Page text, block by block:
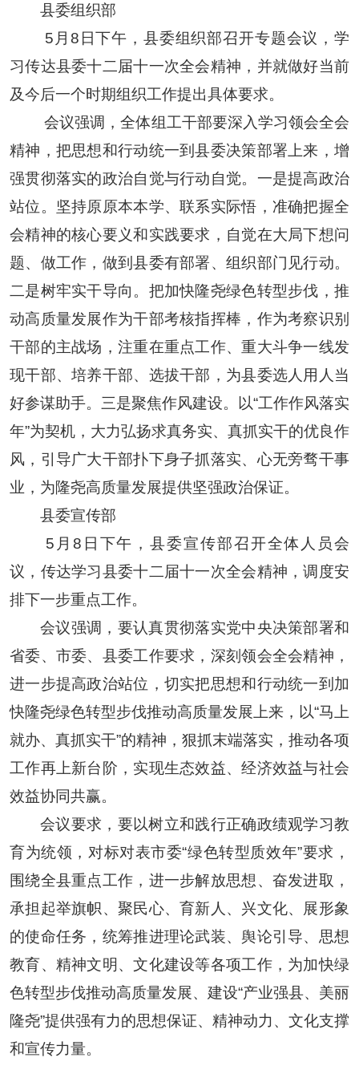
县委组织部
5月8日下午，县委组织部召开专题会议，学
习传达县委十二届十一次全会精神，并就做好当前
及今后一个时期组织工作提出具体要求。
会议强调，全体组工干部要深入学习领会全会
精神，把思想和行动统一到县委决策部署上来，增
强贯彻落实的政治自觉与行动自觉。一是提高政治
站位。坚持原原本本学、联系实际悟，准确把握全
会精神的核心要义和实践要求，自觉在大局下想问
题、做工作，做到县委有部署、组织部门见行动。
二是树牢实干导向。把加快隆尧绿色转型步伐，推
动高质量发展作为干部考核指挥棒，作为考察识别
干部的主战场，注重在重点工作、重大斗争一线发
现干部、培养干部、选拔干部，为县委选人用人当
好参谋助手。三是聚焦作风建设。以“工作作风落实
年”为契机，大力弘扬求真务实、真抓实干的优良作
风，引导广大干部扑下身子抓落实、心无旁骛干事
业，为隆尧高质量发展提供坚强政治保证。
县委宣传部
5月8日下午，县委宣传部召开全体人员会
议，传达学习县委十二届十一次全会精神，调度安
排下一步重点工作。
会议强调，要认真贯彻落实党中央决策部署和
省委、市委、县委工作要求，深刻领会全会精神，
进一步提高政治站位，切实把思想和行动统一到加
快隆尧绿色转型步伐推动高质量发展上来，以“马上
就办、真抓实干”的精神，狠抓末端落实，推动各项
工作再上新台阶，实现生态效益、经济效益与社会
效益协同共赢。
会议要求，要以树立和践行正确政绩观学习教
育为统领，对标对表市委“绿色转型质效年”要求，
围绕全县重点工作，进一步解放思想、奋发进取，
承担起举旗帜、聚民心、育新人、兴文化、展形象
的使命任务，统筹推进理论武装、舆论引导、思想
教育、精神文明、文化建设等各项工作，为加快绿
色转型步伐推动高质量发展、建设“产业强县、美丽
隆尧”提供强有力的思想保证、精神动力、文化支撑
和宣传力量。